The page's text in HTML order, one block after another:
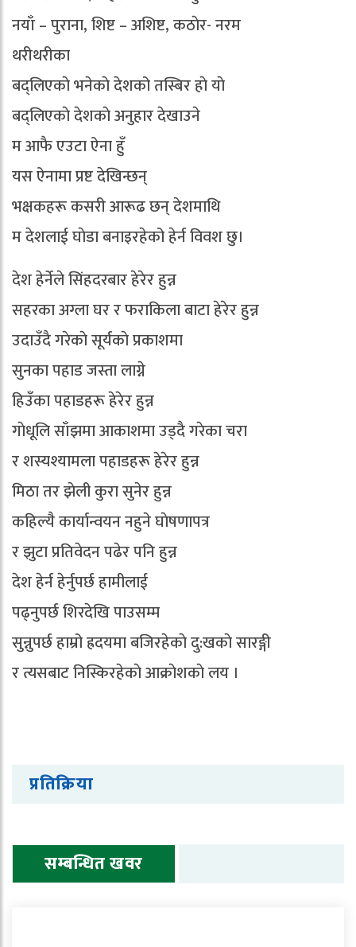
नयाँ – पुराना, शिष्ट – अशिष्ट, कठाेर- नरम
थरीथरीका
बद्लिएकाे भनेकाे देशको तस्बिर हाे याे
बद्लिएकाे देशकाे अनुहार देखाउने
म आफै एउटा ऐना हुँ
यस ऐनामा प्रष्ट देखिन्छन्
भक्षकहरू कसरी आरूढ छन् देशमाथि
म देशलाई घाेडा बनाइरहेको हेर्न विवश छु।
देश हेर्नेले सिंहदरबार हेरेर हुन्न
सहरका अग्ला घर र फराकिला बाटा हेरेर हुन्न
उदाउँदै गरेकाे सूर्यकाे प्रकाशमा
सुनका पहाड जस्ता लाग्ने
हिउँका पहाडहरू हेरेर हुन्न
गाेधूलि साँझमा आकाशमा उड्दै गरेका चरा
र शस्यश्यामला पहाडहरू हेरेर हुन्न
मिठा तर झेली कुरा सुनेर हुन्न
कहिल्यै कार्यान्वयन नहुने घाेषणापत्र
र झुटा प्रतिवेदन पढेर पनि हुन्न
देश हेर्न हेर्नुपर्छ हामीलाई
पढ्नुपर्छ शिरदेखि पाउसम्म
सुन्नुपर्छ हाम्रो ह्रदयमा बजिरहेकाे दु:खकाे सारङ्गी
र त्यसबाट निस्किरहेकाे आक्राेशकाे लय ।
प्रतिक्रिया
सम्बन्धित खवर